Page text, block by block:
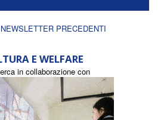
PRECEDENTI
E WELFARE
in collaborazione con